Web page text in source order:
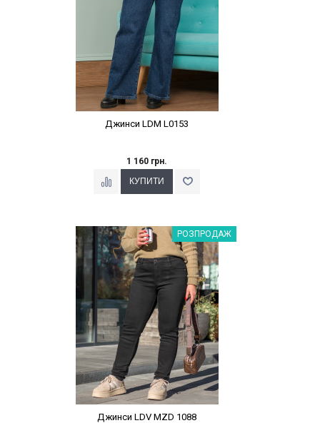
Джинси LDM L0153
1 160 грн.
Наклейки Варіант з %РОЗПРОДАЖ
Джинси LDV MZD 1088